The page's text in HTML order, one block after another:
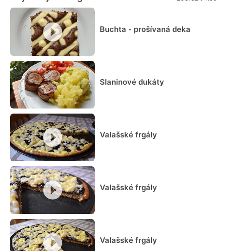
Buchta - prošívaná deka
Slaninové dukáty
Valašské frgály
Valašské frgály
Valašské frgály